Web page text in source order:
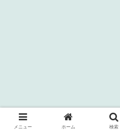
メニュー ホーム 検索